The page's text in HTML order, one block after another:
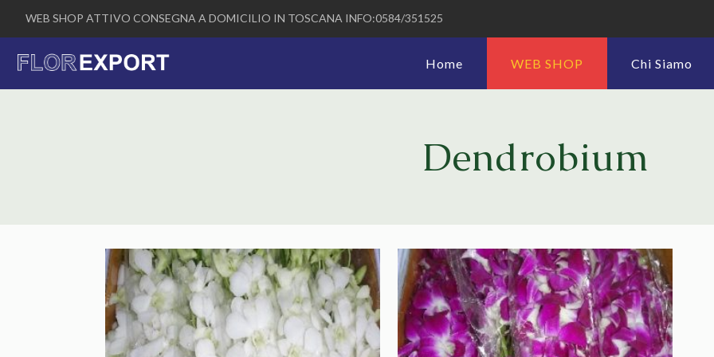
WEB SHOP ATTIVO CONSEGNA A DOMICILIO IN TOSCANA INFO:0584/351525
Home WEB SHOP Chi Siamo
Dendrobium